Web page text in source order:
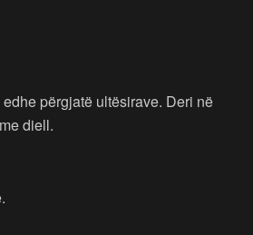
përgjatë ultësirave. Deri në
diell.